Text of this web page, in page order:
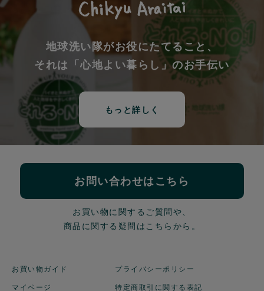
地球洗い隊がお役にたてること、
それは「心地よい暮らし」のお手伝い
もっと詳しく
お問い合わせはこちら
お買い物に関するご質問や、
商品に関する疑問はこちらから。
お買い物ガイド
マイページ
プライバシーポリシー
特定商取引に関する表記